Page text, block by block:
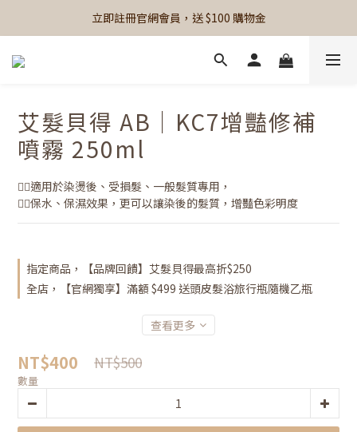
立即註冊官網會員，送 $100 購物金
艾髮貝得 AB｜KC7增豔修補
噴霧 250ml
👉🏻適用於染燙後、受損髮、一般髮質專用，
👉🏻保水、保濕效果，更可以讓染後的髮質，增豔色彩明度
指定商品，【品牌回饋】艾髮貝得最高折$250
全店，【官網獨享】滿額 $499 送頭皮髮浴旅行瓶隨機乙瓶
查看更多
NT$400 NT$500
數量